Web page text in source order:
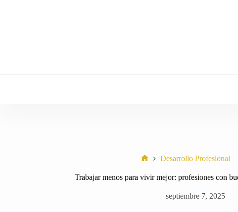
Desarrollo Profesional
Trabajar menos para vivir mejor: profesiones con
septiembre 7, 2025